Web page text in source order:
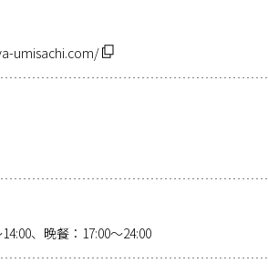
umisachi.com/
、晚餐：17:00～24:00